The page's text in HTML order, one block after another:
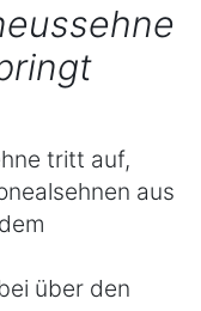
tritt auf,
aus
über den